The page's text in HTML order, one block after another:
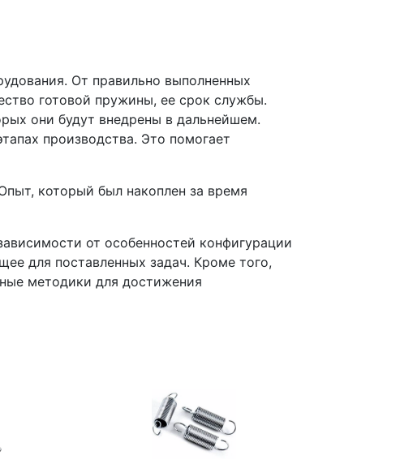
От правильно выполненных
готовой пружины, ее срок службы.
они будут внедрены в дальнейшем.
производства. Это помогает
который был накоплен за время
от особенностей конфигурации
для поставленных задач. Кроме того,
методики для достижения